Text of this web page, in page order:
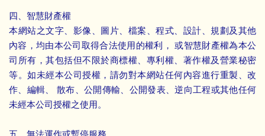
四、智慧財產權
本網站之文字、影像、圖片、檔案、程式、設計、規劃及其他
內容，均由本公司取得合法使用的權利， 或智慧財產權為本公
司所有，其包括但不限於商標權、專利權、著作權及營業秘密
等。如未經本公司授權，請勿對本網站任何內容進行重製、改
作、編輯、 散布、公開傳輸、公開發表、逆向工程或其他任何
未經本公司授權之使用。